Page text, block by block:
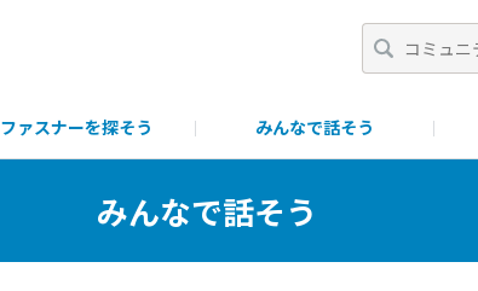
ファスナーを探そう みんなで話そう
みんなで話そう